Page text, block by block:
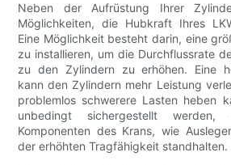
Neben der Aufrüstung Ihrer
Möglichkeiten, die Hubkraft Ihres
Eine Möglichkeit besteht darin, eine
zu installieren, um die Durchflussrate
zu den Zylindern zu erhöhen. Eine
kann den Zylindern mehr Leistung
problemlos schwerere Lasten heben
unbedingt sichergestellt
Komponenten des Krans, wie
der erhöhten Tragfähigkeit standhalten.